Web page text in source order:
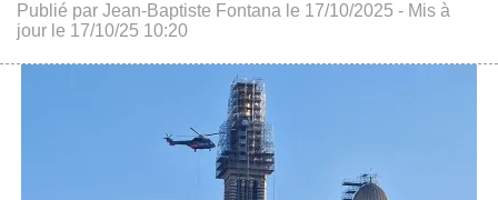
Publié par Jean-Baptiste Fontana le 17/10/2025 - Mis à
jour le 17/10/25 10:20